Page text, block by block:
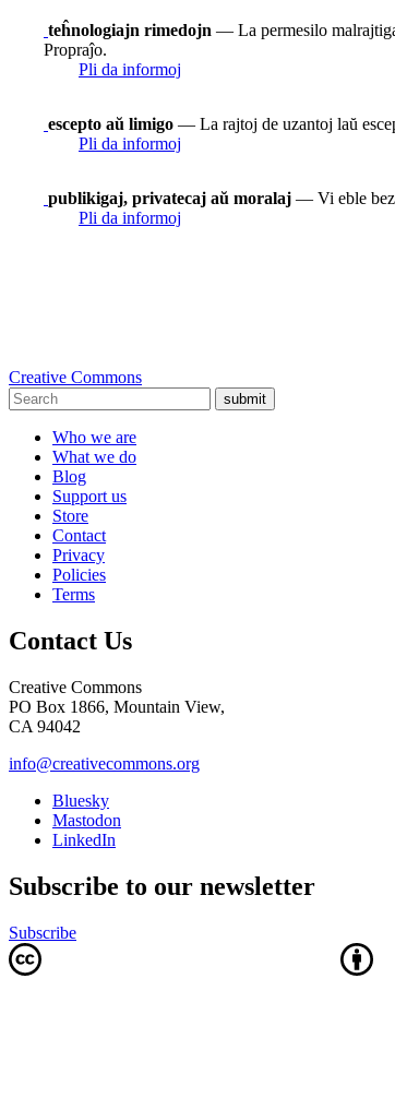
teĥnologiajn rimedojn — La permesilo
Propraĵo.
Pli da informoj
escepto aŭ limigo — La rajtoj de uzantoj laŭ
Pli da informoj
publikigaj, privatecaj aŭ moralaj — Vi eble
Pli da informoj
Creative Commons
submit
Who we are
What we do
Blog
Support us
Store
Contact
Privacy
Policies
Terms
Contact Us
Creative Commons
PO Box 1866, Mountain View,
CA 94042
info@creativecommons.org
Bluesky
Mastodon
LinkedIn
Subscribe to our newsletter
Subscribe